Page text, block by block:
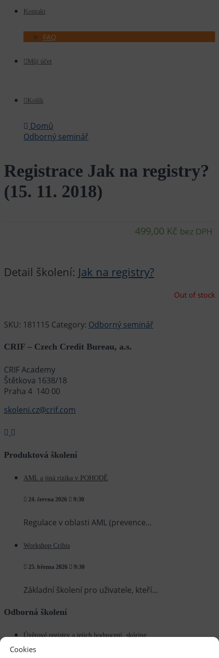
Cookies
Kontakt
FAQ
Můj účet
Košík
Domů
Odborný seminář
Registrace Jak na registry?
(15. 11. 2018)
499,00 Kč bez DPH
Detail školení: Jak na registry?
Out of stock
SKU: 181115 Category: Odborný seminář
CRIF – Czech Credit Bureau, a.s.
CRIF Academy
Štětkova 1638/18
Praha 4 140 00
skoleni.cz@crif.com
Produktová školení
AML a jiná rizika v POHODĚ
24. června 2026 9:30
Regulace v oblasti AML (prevence...
Workshop Cribis
25. března 2026 9:30
Základní školení pro uživatele, kteří...
Odborná školení
Úvěrové registry a jejich hodnocení, skóring